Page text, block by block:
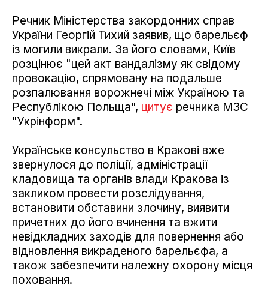
Речник Міністерства закордонних справ
України Георгій Тихий заявив, що барельєф
із могили викрали. За його словами, Київ
розцінює "цей акт вандалізму як свідому
провокацію, спрямовану на подальше
розпалювання ворожнечі між Україною та
Республікою Польща", цитує речника МЗС
"Укрінформ".
Українське консульство в Кракові вже
звернулося до поліції, адміністрації
кладовища та органів влади Кракова із
закликом провести розслідування,
встановити обставини злочину, виявити
причетних до його вчинення та вжити
невідкладних заходів для повернення або
відновлення викраденого барельєфа, а
також забезпечити належну охорону місця
поховання.